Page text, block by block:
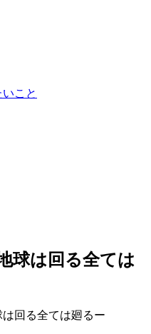
球は回る全ては